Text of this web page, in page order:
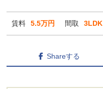
賃料 5.5万円 間取 3LDK
Shareする